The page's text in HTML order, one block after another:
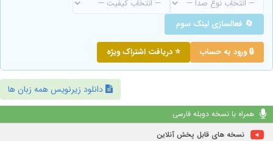
🔄 فعالسازی لینک سوم
🔒 ورود به حساب ⭐ دریافت اشتراک ویژه
دانلود زیرنویس همه زبان ها
همراه با نسخه دوبله فارسی
نسخه های قابل پخش آنلاین